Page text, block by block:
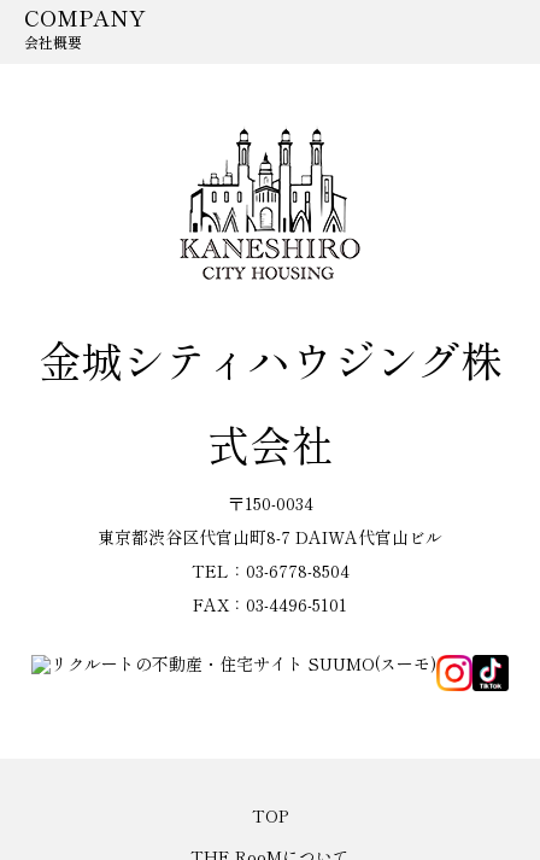
COMPANY
会社概要
金城シティハウジング株
式会社
〒150-0034
東京都渋谷区代官山町8-7 DAIWA代官山ビル
TEL：03-6778-8504
FAX：03-4496-5101
TOP